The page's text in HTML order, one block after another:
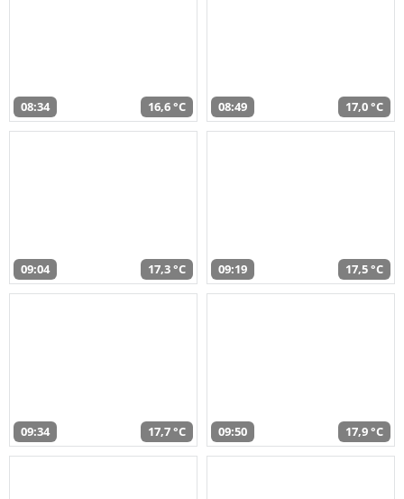
08:34 16,6 °C 08:49 17,0 °C
09:04 17,3 °C 09:19 17,5 °C
09:34 17,7 °C 09:50 17,9 °C